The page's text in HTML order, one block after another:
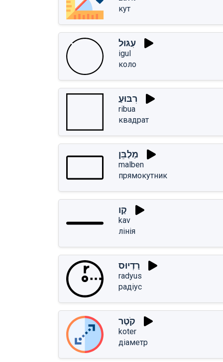
кут
עִגּוּל
igul
коло
רִבּוּעַ
ribua
квадрат
מַלְבֵּן
malben
прямокутник
קַו
kav
лінія
רַדְיוּס
radyus
радіус
קֹטֶר
koter
діаметр